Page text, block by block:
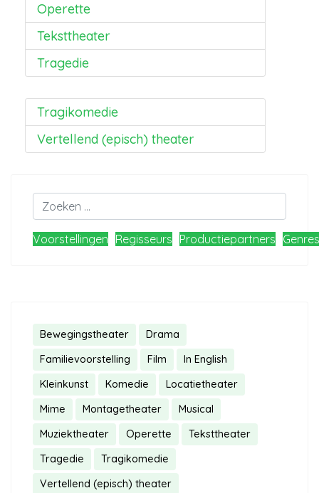
Operette
Teksttheater
Tragedie
Tragikomedie
Vertellend (episch) theater
Zoeken
Voorstellingen Regisseurs Productiepartners Genres
Bewegingstheater
Drama
Familievoorstelling
Film
In English
Kleinkunst
Komedie
Locatietheater
Mime
Montagetheater
Musical
Muziektheater
Operette
Teksttheater
Tragedie
Tragikomedie
Vertellend (episch) theater